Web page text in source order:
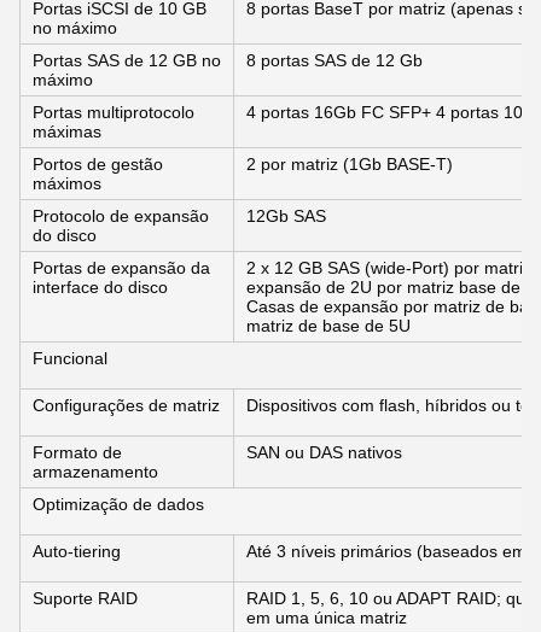
Portas iSCSI de 10 GB
no máximo
8 portas BaseT por matriz (apenas
Portas SAS de 12 GB no
máximo
8 portas SAS de 12 Gb
Portas multiprotocolo
máximas
4 portas 16Gb FC SFP+ 4 portas
Portos de gestão
máximos
2 por matriz (1Gb BASE-T)
Protocolo de expansão
do disco
12Gb SAS
Portas de expansão da
interface do disco
2 x 12 GB SAS (wide-Port) por
expansão de 2U por matriz base de
Casas de expansão por matriz de
matriz de base de 5U
Funcional
Configurações de matriz Dispositivos com flash, híbridos ou
Formato de
armazenamento
SAN ou DAS nativos
Optimização de dados
Auto-tiering Até 3 níveis primários (baseados em
Suporte RAID
RAID 1, 5, 6, 10 ou ADAPT RAID;
em uma única matriz